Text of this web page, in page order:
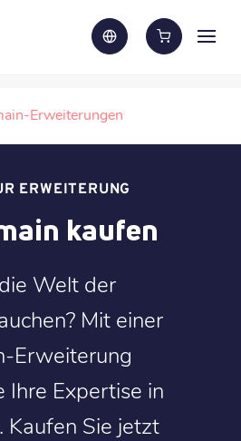
Erweiterungen
ERWEITERUNG
kaufen
Welt der
Mit einer
Erweiterung
Ihre Expertise in
Kaufen Sie jetzt